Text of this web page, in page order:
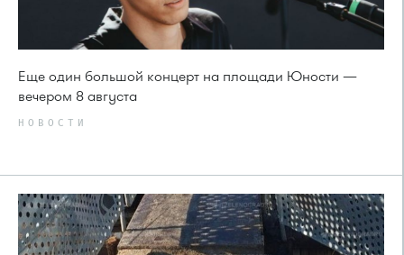
Еще один большой концерт на площади Юности —
вечером 8 августа
НОВОСТИ